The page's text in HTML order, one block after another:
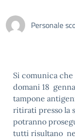
Personale
Si comunica
domani 18
tampone
ritirati presso la
potranno
tutti risultano